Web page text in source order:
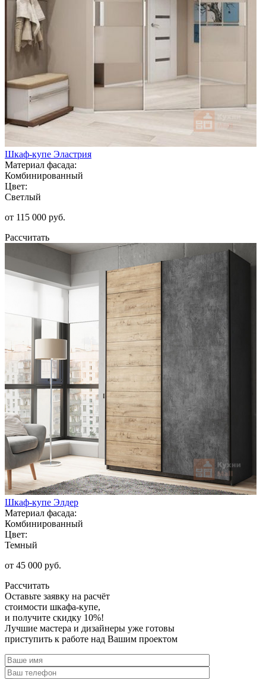
Шкаф-купе Эластрия
Материал фасада:
Комбинированный
Цвет:
Светлый
от 115 000 руб.
Рассчитать
Шкаф-купе Элдер
Материал фасада:
Комбинированный
Цвет:
Темный
от 45 000 руб.
Рассчитать
Оставьте заявку на расчёт
стоимости шкафа-купе,
и получите скидку 10%!
Лучшие мастера и дизайнеры уже готовы
приступить к работе над Вашим проектом